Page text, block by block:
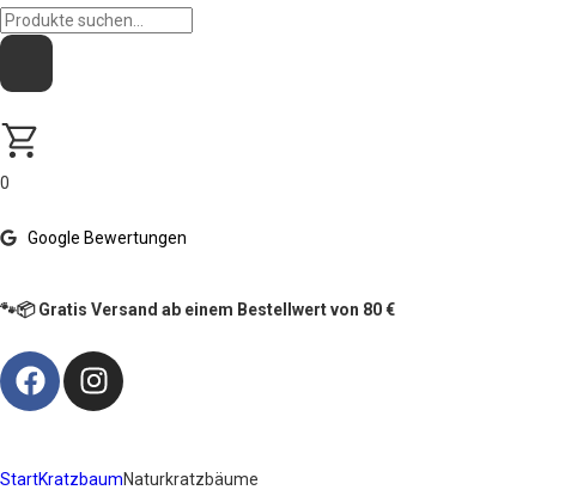
0
Google Bewertungen
🐾📦 Gratis Versand ab einem Bestellwert von 80 €
StartKratzbaumNaturkratzbäume